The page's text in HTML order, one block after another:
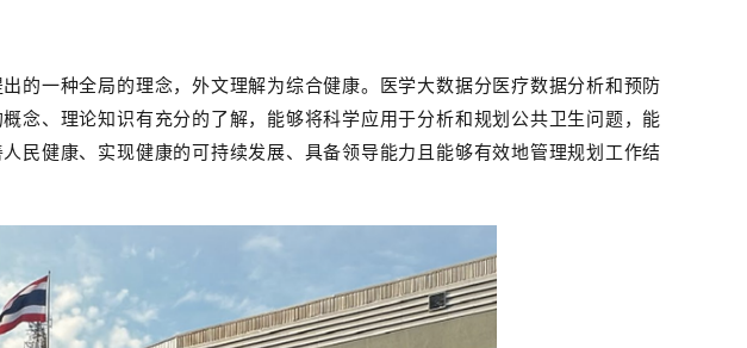
的一种全局的理念，外文理解为综合健康。医学大数据分医疗数据分析和预防
念、理论知识有充分的了解，能够将科学应用于分析和规划公共卫生问题，能
民健康、实现健康的可持续发展、具备领导能力且能够有效地管理规划工作结